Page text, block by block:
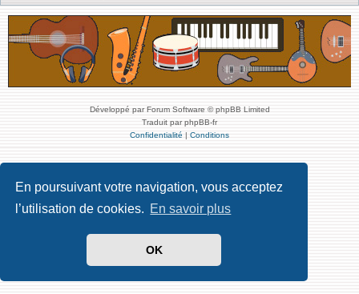
En poursuivant votre navigation, vous acceptez
l’utilisation de cookies. En savoir plus
OK
Développé par Forum Software © phpBB Limited
Traduit par phpBB-fr
Confidentialité | Conditions